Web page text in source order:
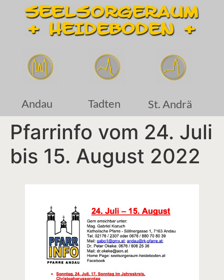
Andau Tadten St. Andrä
Pfarrinfo vom 24. Juli
bis 15. August 2022